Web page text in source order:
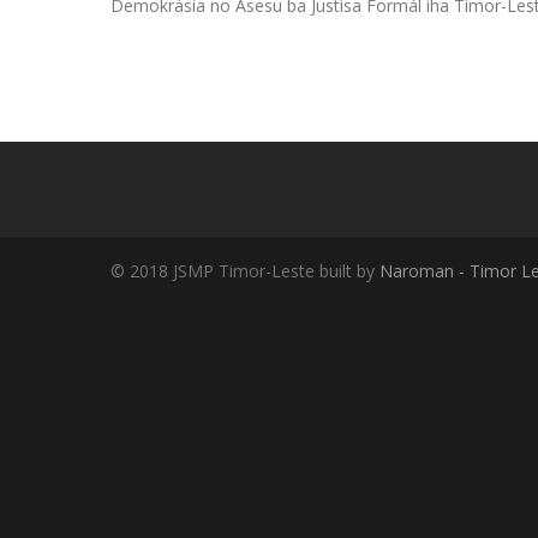
Demokrásia no Asesu ba Justisa Formál iha Timor-
© 2018 JSMP Timor-Leste built by Naroman - Timor